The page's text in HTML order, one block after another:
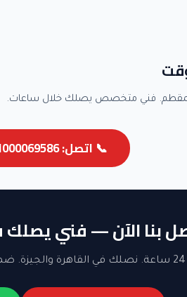
فني متخصص يصلك خلال ساعات.
📞 اتصل: 01000069586
بنا الآن — فني